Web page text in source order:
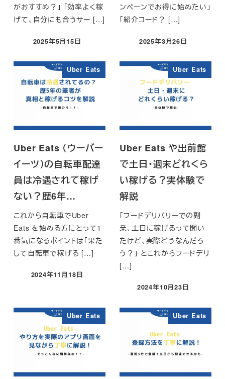
がおすすめ？」 「効率よく稼
げて、自分にも合うサー […]
投稿日
2025年5月15日
ンペーンでお得に始めたい」
「紹介コード？ […]
投稿日
2025年3月26日
Uber Eats
Uber Eats （ウーバー
イーツ）の自転車配達
員は冷遇されて稼げ
ない？歴6年…
これから自転車でUber
Eats を始める方にとって1
番気になるポイントは「果た
して自転車で稼げる […]
投稿日
2024年11月18日
Uber Eats
Uber Eats や出前館
で土日・週末どれくら
い稼げる？実体験で
解説
「フードデリバリーでの副
業、土日に稼げるって聞い
たけど、実際どうなんだろ
う？」 とこれからフードデリ
[…]
投稿日
2024年10月23日
Uber Eats Uber Eats